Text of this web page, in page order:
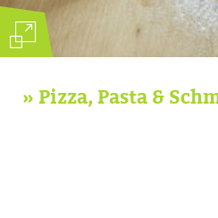
» Pizza, Pasta &